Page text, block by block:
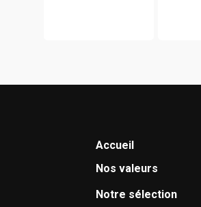
Accueil
Nos valeurs
Notre sélection